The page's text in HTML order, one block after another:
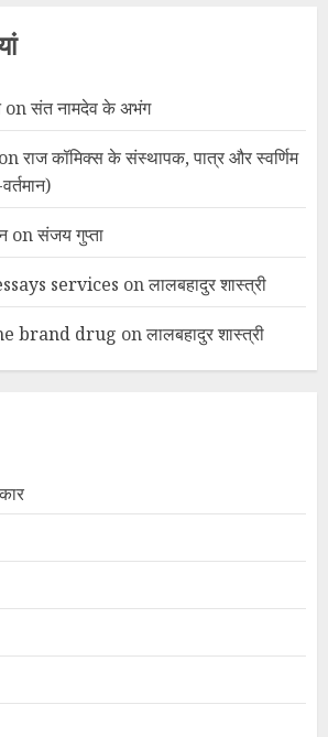
onसंत नामदेव के अभंग
राज कॉमिक्स के संस्थापक, पात्र और स्वर्णिम
onसंजय गुप्ता
services onलालबहादुर शास्त्री
brand drug onलालबहादुर शास्त्री